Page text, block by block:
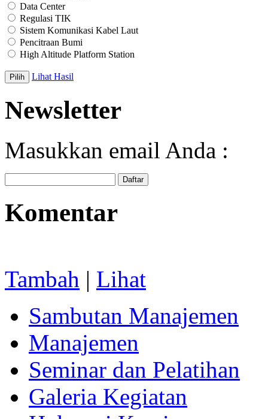
Data Center
Regulasi TIK
Sistem Komunikasi Kabel Laut
Pencitraan Bumi
High Altitude Platform Station
Lihat Hasil
Newsletter
Masukkan email Anda :
Komentar
Tambah | Lihat
Sambutan Manajemen
Manajemen
Seminar dan Pelatihan
Galeria Kegiatan